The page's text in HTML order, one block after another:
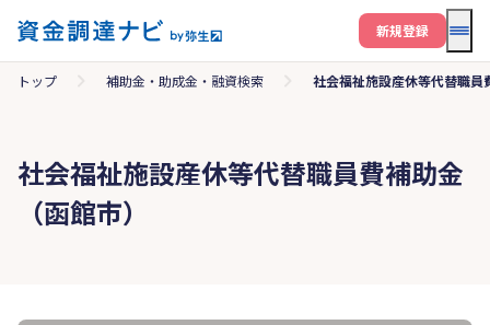
メ
新規登録
トップ 補助金・助成金・融資検索 社会福祉施設産休等代替職員
社会福祉施設産休等代替職員費補助金
（函館市）